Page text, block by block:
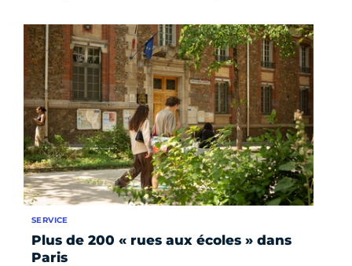
Plus de 200 « rues aux écoles » dans
Paris
SERVICE